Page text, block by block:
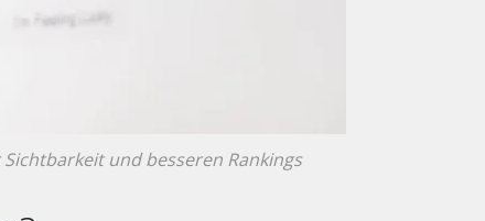
und besseren Rankings